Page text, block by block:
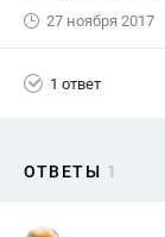
27 ноября 2017
1 ответ
ОТВЕТЫ 1